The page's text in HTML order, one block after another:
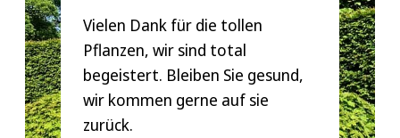
Vielen Dank für die tollen
Pflanzen, wir sind total
begeistert. Bleiben Sie gesund,
wir kommen gerne auf sie
zurück.